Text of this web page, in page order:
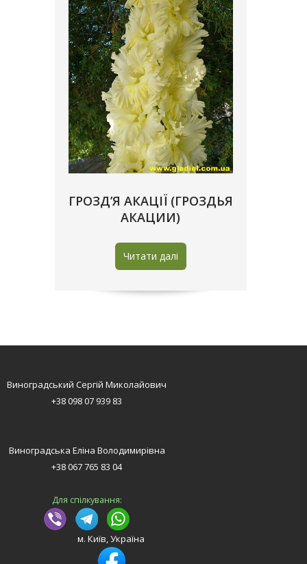
ГРОЗД’Я АКАЦІЇ (ГРОЗДЬЯ
АКАЦИИ)
Читати далі
Виноградський Сергій Миколайович
+38 098 07 939 83
Виноградська Еліна Володимирівна
+38 067 765 83 04
Для спілкування:
м. Київ, Україна